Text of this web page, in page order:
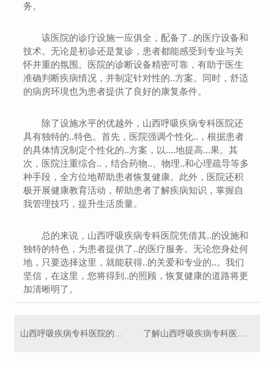
务。
该医院的诊疗设施一应俱全，配备了..的医疗设备和
技术。无论是初诊还是复诊，患者都能感受到专业与关
怀并重的氛围。医院的诊断设备精密可靠，有助于医生
准确判断疾病情况，并制定针对性的..方案。同时，舒适
的病房环境也为患者提供了良好的康复条件。
除了设施水平的优越外，山西呼吸疾病专科医院还
具有独特的..特色。首先，医院强调个性化..，根据患者
的具体情况制定个性化的..方案，以....地提高...果。其
次，医院注重综合..，结合药物..、物理..和心理疏导等多
种手段，全方位地帮助患者恢复健康。此外，医院还积
极开展健康教育活动，帮助患者了解疾病知识，掌握自
我管理技巧，提升生活质量。
总的来说，山西呼吸疾病专科医院凭借其..的设施和
独特的特色，为患者提供了..的医疗服务。无论您身处何
地，只要选择这里，就能获得..的关爱和专业的..。我们
坚信，在这里，您将得到..的照顾，恢复健康的道路将更
加清晰明了。